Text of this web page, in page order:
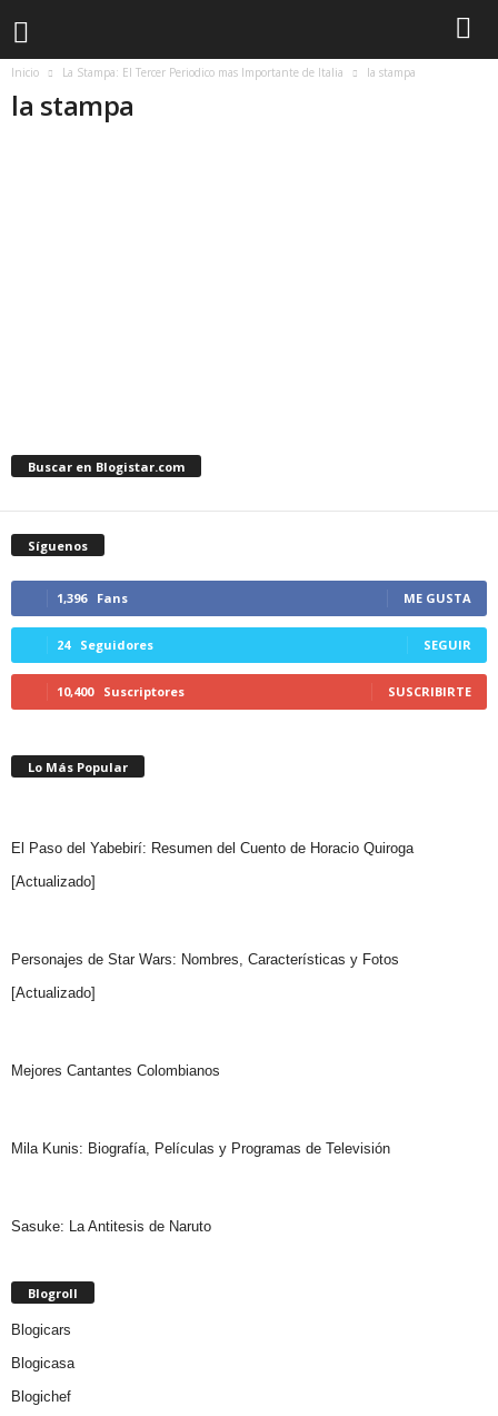
Inicio La Stampa: El Tercer Periodico mas Importante de Italia la stampa
la stampa
Buscar en Blogistar.com
Síguenos
1,396 Fans ME GUSTA
24 Seguidores SEGUIR
10,400 Suscriptores SUSCRIBIRTE
Lo Más Popular
El Paso del Yabebirí: Resumen del Cuento de Horacio Quiroga
[Actualizado]
Personajes de Star Wars: Nombres, Características y Fotos
[Actualizado]
Mejores Cantantes Colombianos
Mila Kunis: Biografía, Películas y Programas de Televisión
Sasuke: La Antitesis de Naruto
Blogroll
Blogicars
Blogicasa
Blogichef